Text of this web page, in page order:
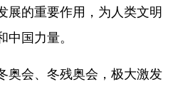
展的重要作用，为人类文明
国力量。
会、冬残奥会，极大激发